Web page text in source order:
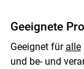
Geeignete
Geeignet für alle
und be- und